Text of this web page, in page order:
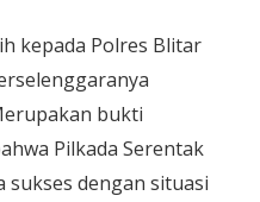
kepada Polres Blitar
bukti
Pilkada Serentak
sukses dengan situasi